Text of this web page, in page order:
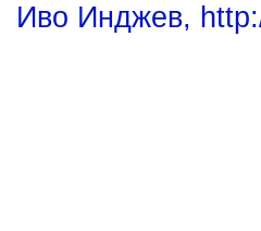
Иво Инджев,